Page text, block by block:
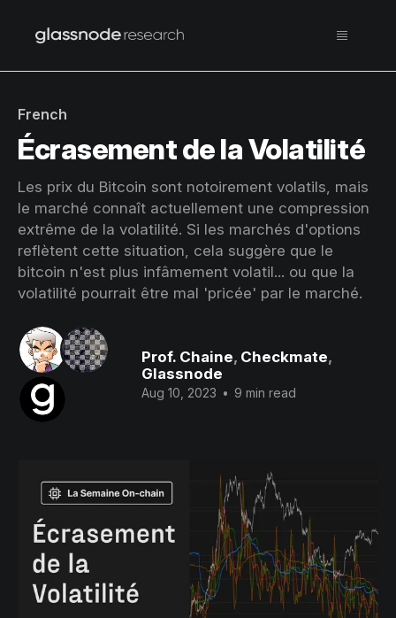
French
Écrasement de la Volatilité
Les prix du Bitcoin sont notoirement volatils, mais
le marché connaît actuellement une compression
extrême de la volatilité. Si les marchés d'options
reflètent cette situation, cela suggère que le
bitcoin n'est plus infâmement volatil... ou que la
volatilité pourrait être mal 'pricée' par le marché.
Prof. Chaine, Checkmate,
Glassnode
Aug 10, 2023 • 9 min read